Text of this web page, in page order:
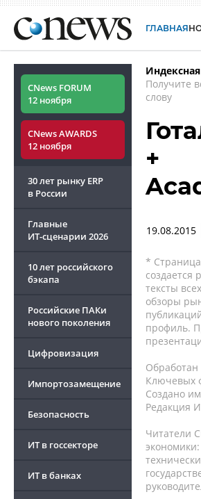
ГЛАВНАЯ
CNews FORUM
12 ноября
CNews AWARDS
12 ноября
30 лет рынку ERP
в России
Главные
ИТ-сценарии 2026
10 лет российского
бэкапа
Российские ПАКи
нового поколения
Цифровизация
Импортозамещение
Безопасность
ИТ в госсекторе
ИТ в банках
Получите
слову
+
19.08.2015
*
создается
тексты
обзоры
профиль.
Обработан
Ключевых
Создано
Редакция
Читатели